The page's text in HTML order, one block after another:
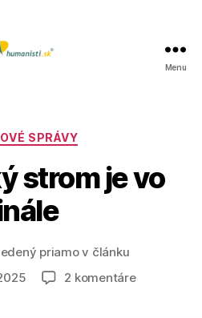
Menu
Kategórie
SPRÁVY
strom je vo
priamo v článku
2 komentárena